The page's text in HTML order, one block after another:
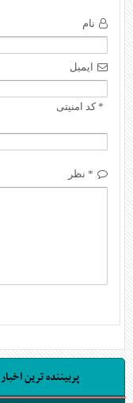
نام
ایمیل
* کد امنیتی
* نظر
پربیننده ترین اخبار